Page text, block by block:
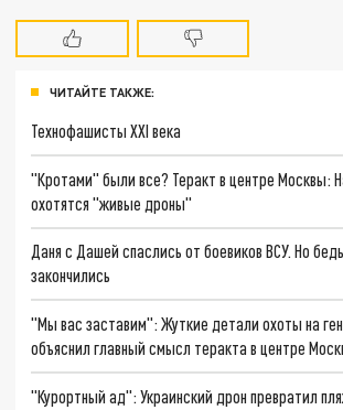
ЧИТАЙТЕ ТАКЖЕ:
Технофашисты XXI века
"Кротами" были все? Теракт в центре Москвы:
охотятся "живые дроны"
Даня с Дашей спаслись от боевиков ВСУ. Но
закончились
"Мы вас заставим": Жуткие детали охоты на
объяснил главный смысл теракта в центре
"Курортный ад": Украинский дрон превратил